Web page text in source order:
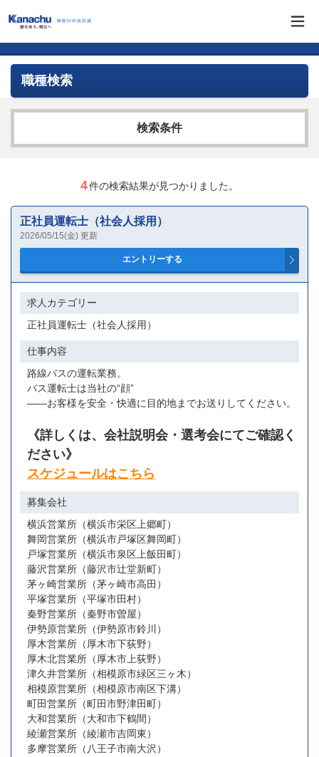
職種検索
検索条件
フリーワード
AND検索
OR検索
4件の検索結果が見つかりました。
正社員運転士（社会人採用）
2026/05/15(金) 更新
求人カテゴリー
正社員運転士（社会人採用）
仕事内容
路線バスの運転業務。
バス運転士は当社の“顔”
――お客様を安全・快適に目的地までお送りしてください。
《詳しくは、会社説明会・選考会にてご確認く
ださい》
スケジュールはこちら
募集会社
横浜営業所（横浜市栄区上郷町）
舞岡営業所（横浜市戸塚区舞岡町）
戸塚営業所（横浜市泉区上飯田町）
藤沢営業所（藤沢市辻堂新町）
茅ヶ崎営業所（茅ヶ崎市高田）
平塚営業所（平塚市田村）
秦野営業所（秦野市曽屋）
伊勢原営業所（伊勢原市鈴川）
厚木営業所（厚木市下荻野）
厚木北営業所（厚木市上荻野）
津久井営業所（相模原市緑区三ヶ木）
相模原営業所（相模原市南区下溝）
町田営業所（町田市野津田町）
大和営業所（大和市下鶴間）
綾瀬営業所（綾瀬市吉岡東）
多摩営業所（八王子市南大沢）